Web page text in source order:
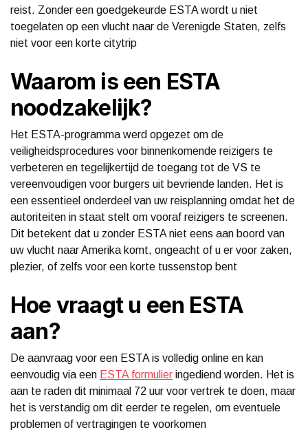
reist. Zonder een goedgekeurde ESTA wordt u niet
toegelaten op een vlucht naar de Verenigde Staten, zelfs
niet voor een korte citytrip​
​​Waarom is een ESTA
noodzakelijk?
Het ESTA-programma werd opgezet om de
veiligheidsprocedures voor binnenkomende reizigers te
verbeteren en tegelijkertijd de toegang tot de VS te
vereenvoudigen voor burgers uit bevriende landen. Het is
een essentieel onderdeel van uw reisplanning omdat het de
autoriteiten in staat stelt om vooraf reizigers te screenen.
Dit betekent dat u zonder ESTA niet eens aan boord van
uw vlucht naar Amerika komt, ongeacht of u er voor zaken,
plezier, of zelfs voor een korte tussenstop bent​
Hoe vraagt u een ESTA
aan?
De aanvraag voor een ESTA is volledig online en kan
eenvoudig via een ESTA formulier ingediend worden. Het is
aan te raden dit minimaal 72 uur voor vertrek te doen, maar
het is verstandig om dit eerder te regelen, om eventuele
problemen of vertragingen te voorkomen​